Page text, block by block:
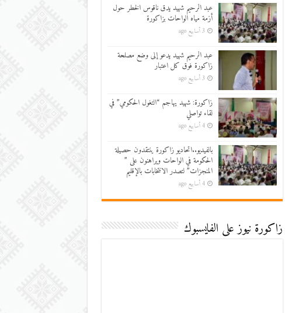
عبد الرحيم شهيد يدق ناقوس الخطر حول
أزمة مياه الواحات بزاكورة
3 أسابيع ago
عبد الرحيم شهيد يدعو إلى وضع مصلحة
زاكورة فوق كل اعتبار
3 أسابيع ago
زاكورة: شهيد يهاجم “التغول الحكومي” في
لقاء تواصلي
4 أسابيع ago
بالفيديو..اتحاديو زاكورة ينتقدون حصيلة
الحكومة في الواحات ويراهنون على ”
المنجزات” لتصدر الانتخابات بالإقليم
4 أسابيع ago
زاكورة نيوز على الفايسبوك